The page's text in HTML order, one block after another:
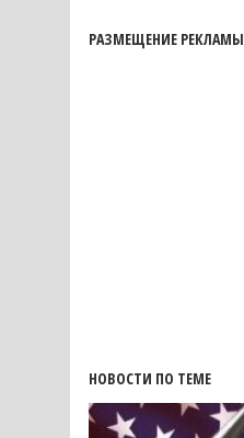
РАЗМЕЩЕНИЕ РЕКЛАМЫ
НОВОСТИ ПО ТЕМЕ